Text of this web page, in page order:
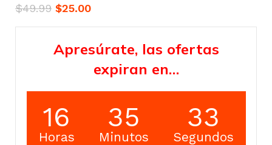
$49.99 $25.00
Apresúrate, las ofertas
expiran en…
16
Horas
35
Minutos
32
Segundos